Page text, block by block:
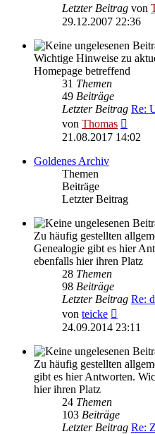
Letzter Beitrag von
29.12.2007 22:36
Wichtige Hinweise zu
Homepage betreffend
31 Themen
49 Beiträge
Letzter Beitrag Re:
von Thomas
Beitrag
21.08.2017 14:02
Goldenes Archiv
Themen
Beiträge
Letzter Beitrag
Zu häufig gestellten
Genealogie gibt es hier
ebenfalls hier ihren Platz
28 Themen
98 Beiträge
Letzter Beitrag Re:
von teicke
Beitrag
24.09.2014 23:11
Zu häufig gestellten
gibt es hier Antworten.
hier ihren Platz
24 Themen
103 Beiträge
Letzter Beitrag Re: